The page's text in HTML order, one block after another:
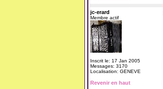
jc-erard
Membre actif
Inscrit le: 17 Jan 2005
Messages: 3170
Localisation: GENEVE
Revenir en haut